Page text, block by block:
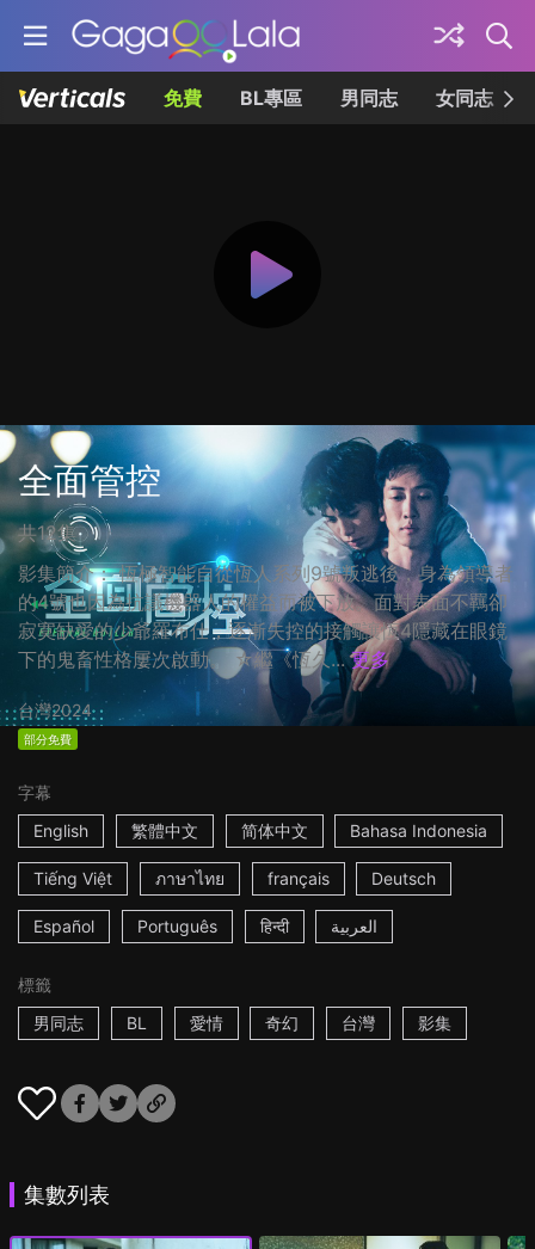
免費 BL專區 男同志 女同志
全面管控
共12集
影集簡介： 恆極智能自從恆人系列9號叛逃後，身為領導者
的4號也因為抗議機器人的權益而被下放。面對表面不羈卻
寂寞缺愛的少爺羅布仕，逐漸失控的接觸讓恆4隱藏在眼鏡
下的鬼畜性格屢次啟動。 ☆繼《恆久... 更多
台灣2024
部分免費
字幕
English
繁體中文 简体中文 Bahasa Indonesia
Tiếng Việt ภาษาไทย français Deutsch
Español Português हिन्दी العربية
標籤
男同志
BL 愛情 奇幻 台灣 影集
集數列表